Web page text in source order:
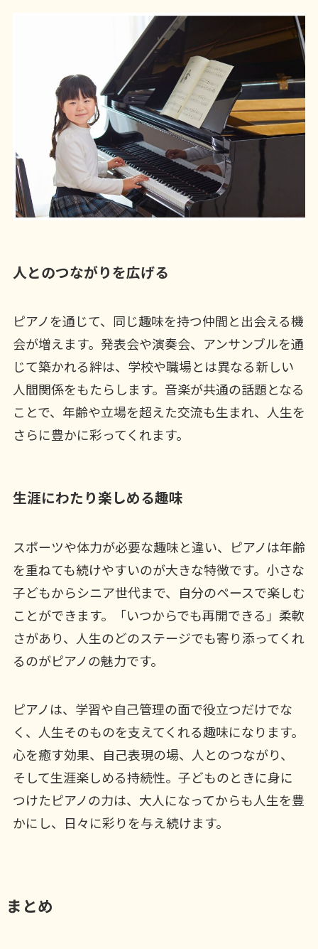
人とのつながりを広げる
ピアノを通じて、同じ趣味を持つ仲間と出会える機
会が増えます。発表会や演奏会、アンサンブルを通
じて築かれる絆は、学校や職場とは異なる新しい
人間関係をもたらします。音楽が共通の話題となる
ことで、年齢や立場を超えた交流も生まれ、人生を
さらに豊かに彩ってくれます。
生涯にわたり楽しめる趣味
スポーツや体力が必要な趣味と違い、ピアノは年齢
を重ねても続けやすいのが大きな特徴です。小さな
子どもからシニア世代まで、自分のペースで楽しむ
ことができます。「いつからでも再開できる」柔軟
さがあり、人生のどのステージでも寄り添ってくれ
るのがピアノの魅力です。
ピアノは、学習や自己管理の面で役立つだけでな
く、人生そのものを支えてくれる趣味になります。
心を癒す効果、自己表現の場、人とのつながり、
そして生涯楽しめる持続性。子どものときに身に
つけたピアノの力は、大人になってからも人生を豊
かにし、日々に彩りを与え続けます。
まとめ